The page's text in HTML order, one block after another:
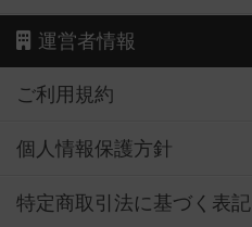
運営者情報
ご利用規約
個人情報保護方針
特定商取引法に基づく表記